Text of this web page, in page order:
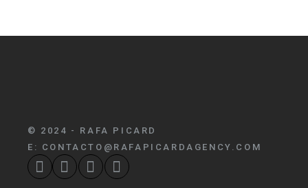
© 2024 - RAFA PICARD
E: CONTACTO@RAFAPICARDAGENCY.COM